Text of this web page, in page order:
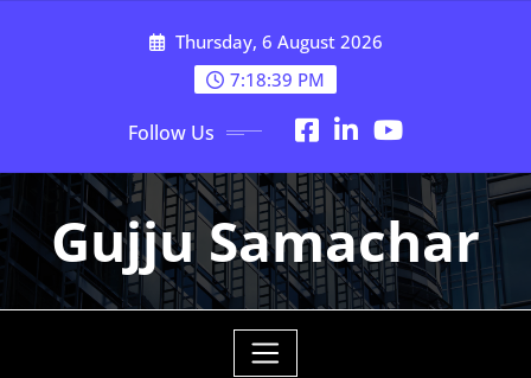
Thursday, 6 August 2026
7:18:40 PM
Follow Us
Gujju Samachar